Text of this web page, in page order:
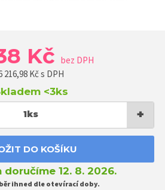
Kč bez DPH
216,98 Kč s DPH
<3ks
1ks +
DO KOŠÍKU
doručíme 12. 8. 2026.
ihned dle otevírací doby.